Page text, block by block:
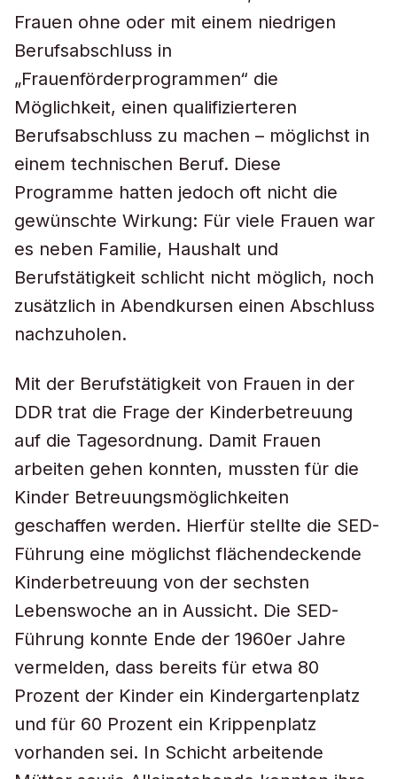
Frauen ohne oder mit einem niedrigen
Berufsabschluss in
„Frauenförderprogrammen“ die
Möglichkeit, einen qualifizierteren
Berufsabschluss zu machen – möglichst in
einem technischen Beruf. Diese
Programme hatten jedoch oft nicht die
gewünschte Wirkung: Für viele Frauen war
es neben Familie, Haushalt und
Berufstätigkeit schlicht nicht möglich, noch
zusätzlich in Abendkursen einen Abschluss
nachzuholen.
Mit der Berufstätigkeit von Frauen in der
DDR trat die Frage der Kinderbetreuung
auf die Tagesordnung. Damit Frauen
arbeiten gehen konnten, mussten für die
Kinder Betreuungsmöglichkeiten
geschaffen werden. Hierfür stellte die SED-
Führung eine möglichst flächendeckende
Kinderbetreuung von der sechsten
Lebenswoche an in Aussicht. Die SED-
Führung konnte Ende der 1960er Jahre
vermelden, dass bereits für etwa 80
Prozent der Kinder ein Kindergartenplatz
und für 60 Prozent ein Krippenplatz
vorhanden sei. In Schicht arbeitende